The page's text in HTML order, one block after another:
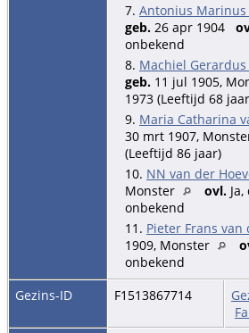
7. Antonius Marinus
geb. 26 apr 1904
onbekend
8. Machiel
geb. 11 jul 1905,
1973 (Leeftijd 68
9. Maria Catharina
30 mrt 1907,
(Leeftijd 86 jaar)
10. NN van der
Monster
ovl.
onbekend
11. Pieter Frans van
1909, Monster
onbekend
Gezins-ID
F1513867714